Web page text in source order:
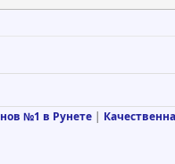
№1 в Рунете |